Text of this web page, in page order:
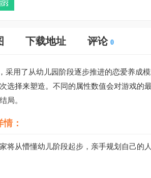
下载地址 评论 0
采用了从幼儿园阶段逐步推进的恋爱养成
选择来塑造。不同的属性数值会对游戏的
局。
：
家将从懵懂幼儿阶段起步，亲手规划自己的